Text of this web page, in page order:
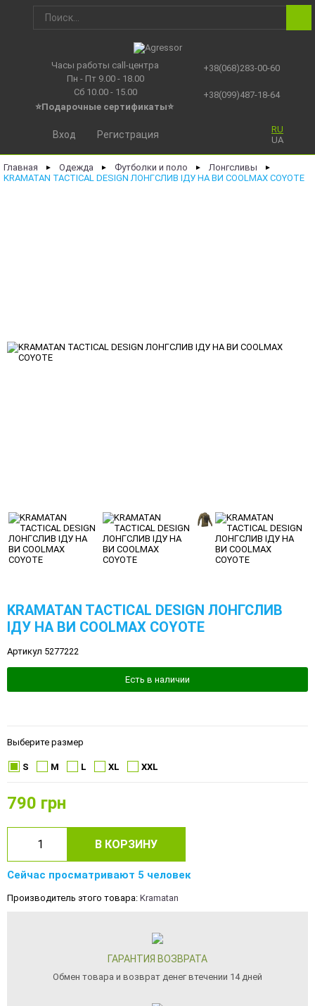
Часы работы call-центра
Пн - Пт 9.00 - 18.00
Сб 10.00 - 15.00
⭐Подарочные сертификаты⭐
+38(068)283-00-60
+38(099)487-18-64
RU
UA
Вход Регистрация
Главная ► Одежда ► Футболки и поло ► Лонгсливы ►
KRAMATAN TACTICAL DESIGN ЛОНГСЛИВ ІДУ НА ВИ COOLMAX COYOTE
KRAMATAN TACTICAL DESIGN ЛОНГСЛИВ
ІДУ НА ВИ COOLMAX COYOTE
Артикул 5277222
Есть в наличии
Выберите размер
S M L XL XXL
790 грн
В КОРЗИНУ
Сейчас просматривают 5 человек
Производитель этого товара: Kramatan
ГАРАНТИЯ ВОЗВРАТА
Обмен товара и возврат денег втечении 14 дней